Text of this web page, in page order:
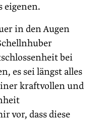
eigenen.
in den Augen
bei
es sei längst alles
kraftvollen und
vor, dass diese